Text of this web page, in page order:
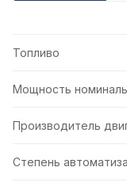
Топливо
Мощность
Производитель
Степень